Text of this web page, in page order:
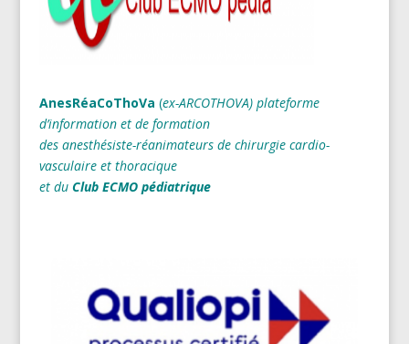
AnesRéaCoThoVa (ex-ARCOTHOVA) plateforme
d’information et de formation
des anesthésiste-réanimateurs de chirurgie cardio-
vasculaire et thoracique
et du Club ECMO pédiatrique